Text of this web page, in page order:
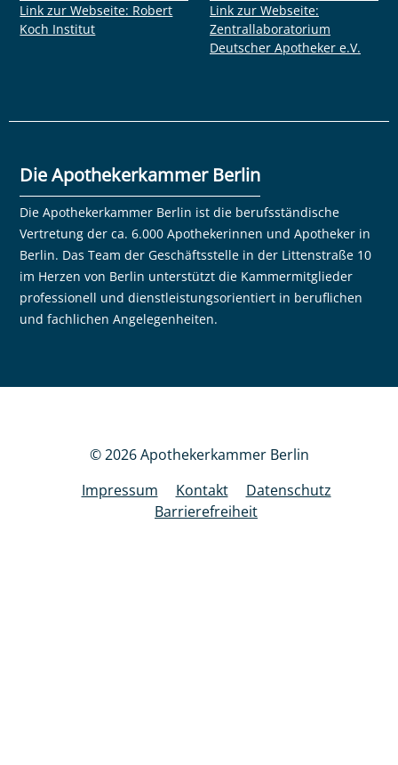
Link zur Webseite: Robert
Koch Institut
Link zur Webseite:
Zentrallaboratorium
Deutscher Apotheker e.V.
Die Apothekerkammer Berlin
Die Apothekerkammer Berlin ist die berufsständische
Vertretung der ca. 6.000 Apothekerinnen und Apotheker in
Berlin. Das Team der Geschäftsstelle in der Littenstraße 10
im Herzen von Berlin unterstützt die Kammermitglieder
professionell und dienstleistungsorientiert in beruflichen
und fachlichen Angelegenheiten.
© 2026 Apothekerkammer Berlin
Impressum
Kontakt
Datenschutz
Barrierefreiheit